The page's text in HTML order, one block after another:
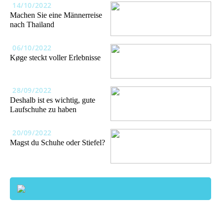
14/10/2022
Machen Sie eine Männerreise
nach Thailand
06/10/2022
Køge steckt voller Erlebnisse
28/09/2022
Deshalb ist es wichtig, gute
Laufschuhe zu haben
20/09/2022
Magst du Schuhe oder Stiefel?